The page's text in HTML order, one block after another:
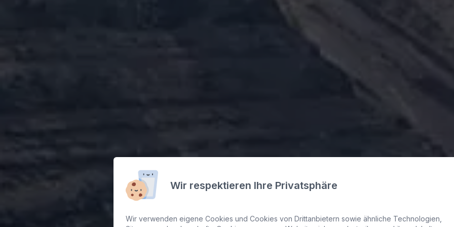
Ferry La Graciosa -
Wir respektieren Ihre Privatsphäre
Wir verwenden eigene Cookies und Cookies von Drittanbietern sowie ähnliche Technologien,